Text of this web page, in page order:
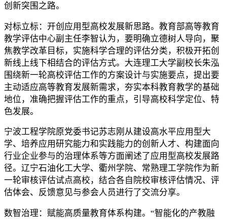
创新突围之路。
对标立标：开创应用型高校发展新思路。教育部高等教育
教学评估中心副主任李智认为，要明确立德树人导向，聚
焦教学改革目标，实施科学合理的评估分类，积极开拓创
新线上线下相结合的评估方式。大连理工大学副校长朱泓
围绕新一轮高校评估工作的方案设计与实施要点，提出要
主动适应高等教育发展新需求，夯实本科教育教学的基础
地位，准确把握评估工作的重点，引导高校科学定位、特
色发展。
宁波工程学院原党委书记苏志刚从建设高水平应用型大
学、培养应用研究能力和实践能力的创新人才、构建面向
行业企业参与的治理体系等方面阐述了应用型高校发展路
径。辽宁石油化工大学、衢州学院、常熟理工学院作为新
一轮审核评估试点高校，结合各自院校审核评估情况、评
估体会、反馈意见与参会人员进行了交流分享。
数智治理：赋能高质量教育体系构建。“智能化的产教融